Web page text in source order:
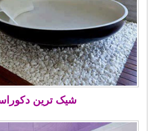
شیک ترین